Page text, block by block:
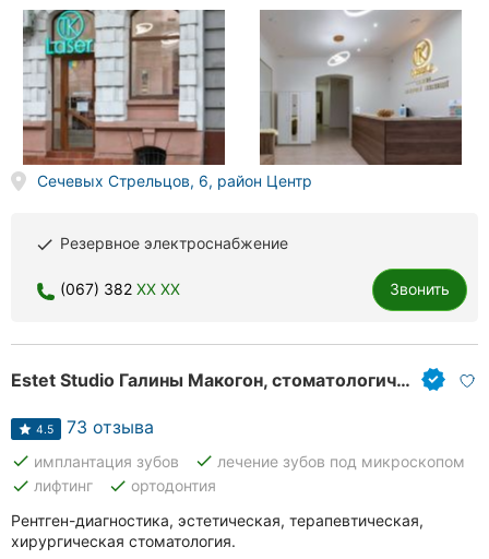
города:
Ивано-
Франковск
Винница
Житомир
Киев
Запорожье
Сечевых Стрельцов, 6, район Центр
done Резервное электроснабжение
(067) 382 XX XX Звонить
Estet Studio Галины Макогон, стоматологическая клиника
4.5 73 отзыва
done имплантация зубов done лечение зубов под микроскопом
done лифтинг done ортодонтия
Рентген-диагностика, эстетическая, терапевтическая,
хирургическая стоматология.